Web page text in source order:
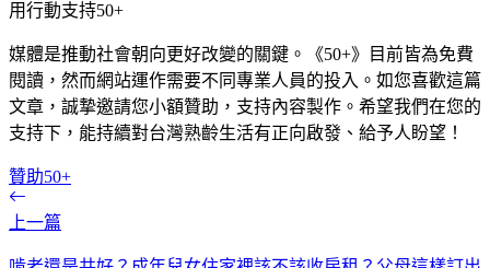
用行動支持50+
媒體是推動社會朝向更好改變的關鍵。《50+》目前皆為免費
閱讀，然而網站運作需要不同專業人員的投入。如您喜歡這篇
文章，誠摯邀請您小額贊助，支持內容製作。希望我們在您的
支持下，能持續對台灣熟齡生活有正向啟發、給予人盼望！
贊助50+
上一篇